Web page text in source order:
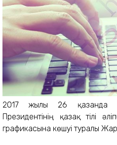
2017 жылғы 26 қазанда
Президентінің қазақ тілі
графикасына көшуі туралы